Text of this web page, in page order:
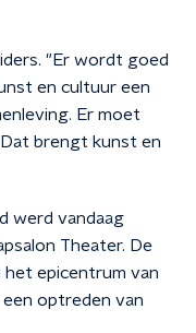
"Er wordt goed
en cultuur een
Er moet
brengt kunst en
werd vandaag
Theater. De
het epicentrum van
optreden van